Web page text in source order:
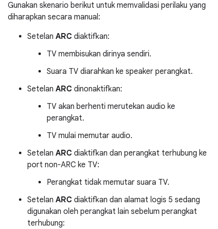
Gunakan skenario berikut untuk memvalidasi perilaku yang
diharapkan secara manual:
Setelan ARC diaktifkan:
TV membisukan dirinya sendiri.
Suara TV diarahkan ke speaker perangkat.
Setelan ARC dinonaktifkan:
TV akan berhenti merutekan audio ke
perangkat.
TV mulai memutar audio.
Setelan ARC diaktifkan dan perangkat terhubung ke
port non-ARC ke TV:
Perangkat tidak memutar suara TV.
Setelan ARC diaktifkan dan alamat logis 5 sedang
digunakan oleh perangkat lain sebelum perangkat
terhubung: